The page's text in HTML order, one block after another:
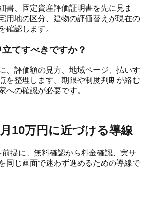
書、固定資産評価証明書を先に見ま
用地の区分、建物の評価替えが現在の
確認します。
てすべきですか？
、評価額の見方、地域ページ、払いす
を整理します。期限や制度判断が絡む
への確認が必要です。
10万円に近づける導線
前提に、無料確認から料金確認、実サ
同じ画面で迷わず進めるための導線で